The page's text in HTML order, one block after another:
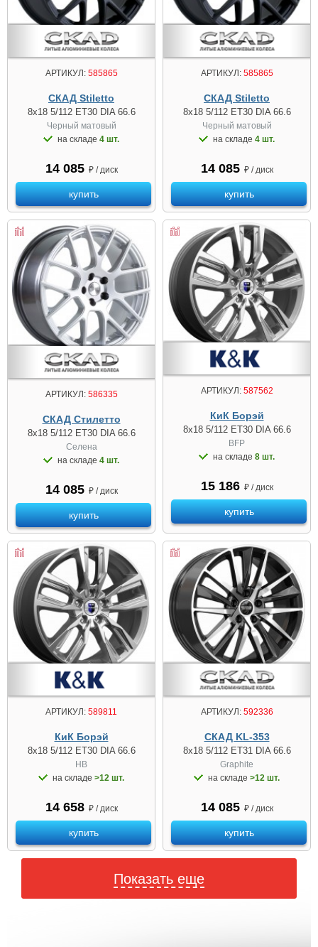
АРТИКУЛ:585865
СКАД Stiletto
8x18 5/112 ET30 DIA 66.6
Черный матовый
на складе 4 шт.
14 085 ₽ / диск
купить
АРТИКУЛ:585865
СКАД Stiletto
8x18 5/112 ET30 DIA 66.6
Черный матовый
на складе 4 шт.
14 085 ₽ / диск
купить
АРТИКУЛ:586335
СКАД Стилетто
8x18 5/112 ET30 DIA 66.6
Селена
на складе 4 шт.
14 085 ₽ / диск
купить
АРТИКУЛ:587562
КиК Борэй
8x18 5/112 ET30 DIA 66.6
BFP
на складе 8 шт.
15 186 ₽ / диск
купить
АРТИКУЛ: 589811
КиК Борэй
8x18 5/112 ET30 DIA 66.6
HB
на складе >12 шт.
14 658 ₽ / диск
купить
АРТИКУЛ:592336
СКАД KL-353
8x18 5/112 ET31 DIA 66.6
Graphite
на складе >12 шт.
14 085 ₽ / диск
купить
Показать еще